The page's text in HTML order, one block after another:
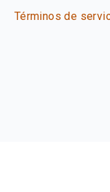
Términos de